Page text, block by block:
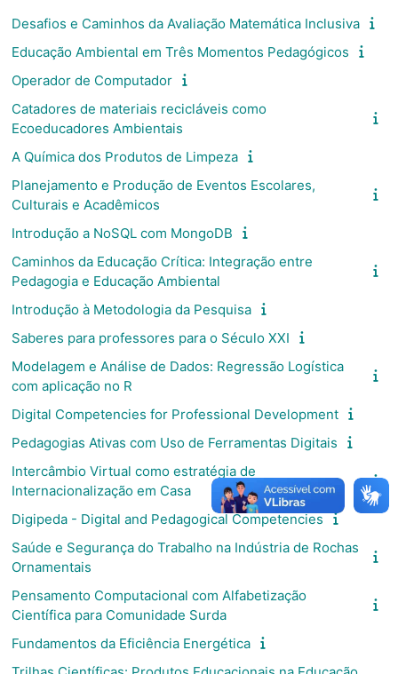
Desafios e Caminhos da Avaliação Matemática Inclusiva
Educação Ambiental em Três Momentos Pedagógicos
Operador de Computador
Catadores de materiais recicláveis como
Ecoeducadores Ambientais
A Química dos Produtos de Limpeza
Planejamento e Produção de Eventos Escolares,
Culturais e Acadêmicos
Introdução a NoSQL com MongoDB
Caminhos da Educação Crítica: Integração entre
Pedagogia e Educação Ambiental
Introdução à Metodologia da Pesquisa
Saberes para professores para o Século XXI
Modelagem e Análise de Dados: Regressão Logística
com aplicação no R
Digital Competencies for Professional Development
Pedagogias Ativas com Uso de Ferramentas Digitais
Intercâmbio Virtual como estratégia de
Internacionalização em Casa
Digipeda - Digital and Pedagogical Competencies
Saúde e Segurança do Trabalho na Indústria de Rochas
Ornamentais
Pensamento Computacional com Alfabetização
Científica para Comunidade Surda
Fundamentos da Eficiência Energética